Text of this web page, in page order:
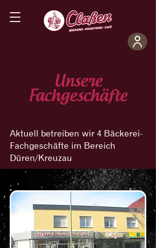
Unsere
Fachgeschäfte
Aktuell betreiben wir 4 Bäckerei-
Fachgeschäfte im Bereich
Düren/Kreuzau